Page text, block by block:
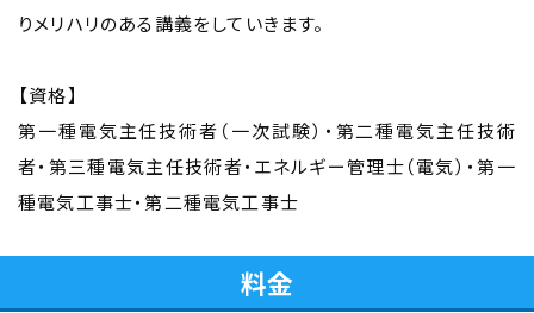
りメリハリのある講義をしていきます。
【資格】
第一種電気主任技術者（一次試験）・第二種電気主任技術
者・第三種電気主任技術者・エネルギー管理士（電気）・第一
種電気工事士・第二種電気工事士
料金